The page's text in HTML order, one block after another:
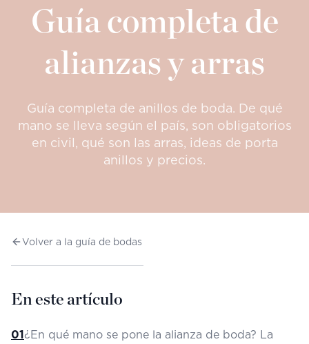
Guía completa de
alianzas y arras
Guía completa de anillos de boda. De qué
mano se lleva según el país, son obligatorios
en civil, qué son las arras, ideas de porta
anillos y precios.
Volver a la guía de bodas
En este artículo
01¿En qué mano se pone la alianza de boda? La